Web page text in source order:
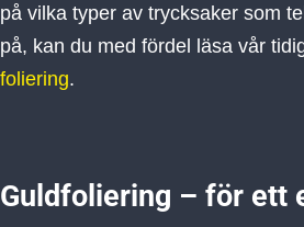
på vilka typer av trycksaker som
på, kan du med fördel läsa vår
foliering.
Guldfoliering – för ett